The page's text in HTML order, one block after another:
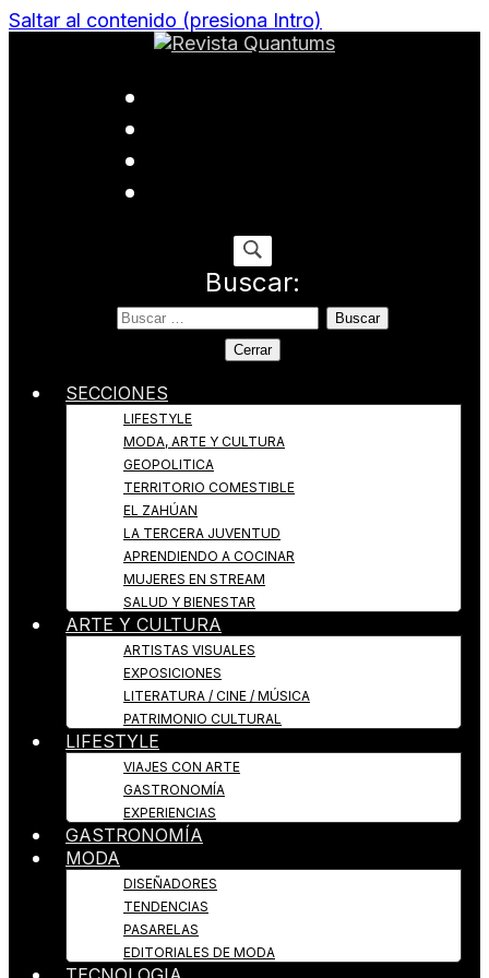
Saltar al contenido (presiona Intro)
Revista Quantums
Buscar:
Cerrar
SECCIONES
LIFESTYLE
MODA, ARTE Y CULTURA
GEOPOLITICA
TERRITORIO COMESTIBLE
EL ZAHÚAN
LA TERCERA JUVENTUD
APRENDIENDO A COCINAR
MUJERES EN STREAM
SALUD Y BIENESTAR
ARTE Y CULTURA
ARTISTAS VISUALES
EXPOSICIONES
LITERATURA / CINE / MÚSICA
PATRIMONIO CULTURAL
LIFESTYLE
VIAJES CON ARTE
GASTRONOMÍA
EXPERIENCIAS
GASTRONOMÍA
MODA
DISEÑADORES
TENDENCIAS
PASARELAS
EDITORIALES DE MODA